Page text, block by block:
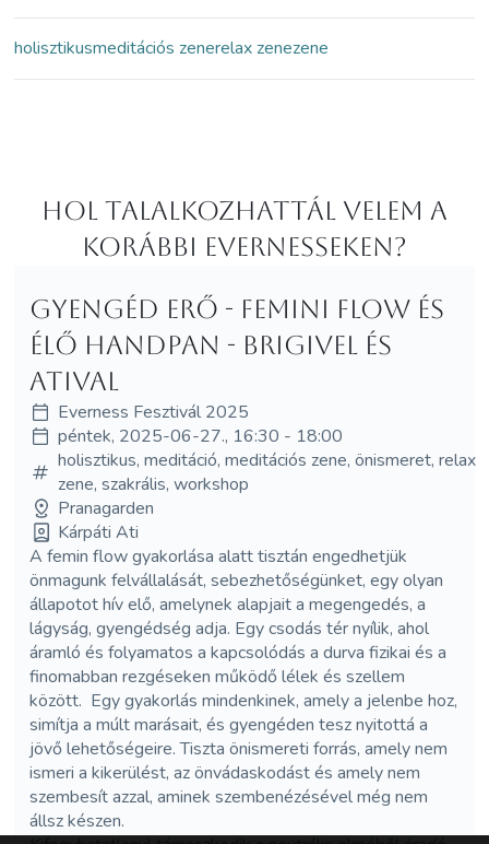
holisztikusmeditációs zenerelax zenezene
Hol Talalkozhattál velem a
korábbi Evernesseken?
Gyengéd erő - femini flow és
élő handpan - Brigivel és
Atival
Everness Fesztivál 2025
péntek, 2025-06-27., 16:30 - 18:00
holisztikus, meditáció, meditációs zene, önismeret, relax
zene, szakrális, workshop
Pranagarden
Kárpáti Ati
A femin flow gyakorlása alatt tisztán engedhetjük
önmagunk felvállalását, sebezhetőségünket, egy olyan
állapotot hív elő, amelynek alapjait a megengedés, a
lágyság, gyengédség adja. Egy csodás tér nyílik, ahol
áramló és folyamatos a kapcsolódás a durva fizikai és a
finomabban rezgéseken működő lélek és szellem
között. Egy gyakorlás mindenkinek, amely a jelenbe hoz,
simítja a múlt marásait, és gyengéden tesz nyitottá a
jövő lehetőségeire. Tiszta önismereti forrás, amely nem
ismeri a kikerülést, az önvádaskodást és amely nem
szembesít azzal, aminek szembenézésével még nem
állsz készen.